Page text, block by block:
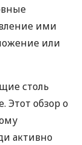
ими
или
столь
Этот обзор о
активно